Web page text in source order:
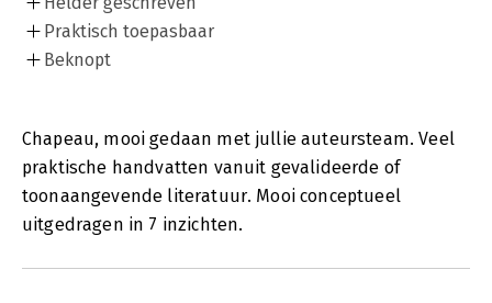
Praktisch toepasbaar
Beknopt
Chapeau, mooi gedaan met jullie auteursteam. Veel
praktische handvatten vanuit gevalideerde of
toonaangevende literatuur. Mooi conceptueel
uitgedragen in 7 inzichten.